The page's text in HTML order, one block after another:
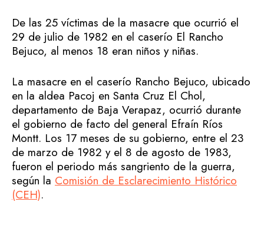
De las 25 víctimas de la masacre que ocurrió el
29 de julio de 1982 en el caserío El Rancho
Bejuco, al menos 18 eran niños y niñas.
La masacre en el caserío Rancho Bejuco, ubicado
en la aldea Pacoj en Santa Cruz El Chol,
departamento de Baja Verapaz, ocurrió durante
el gobierno de facto del general Efraín Ríos
Montt. Los 17 meses de su gobierno, entre el 23
de marzo de 1982 y el 8 de agosto de 1983,
fueron el periodo más sangriento de la guerra,
según la Comisión de Esclarecimiento Histórico
(CEH).